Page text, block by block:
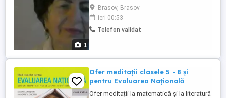
1
munca-,daca lucrezi la o companie
multinationala,sa sustii un interviu,sa
lucrezi in strainatate,sa socializezi,-sa
accesezi PC-ul ,sa intelegii mai usor
Brasov, Brasov
ieri 00:53
Telefon validat
Ofer meditații clasele 5 - 8 și
pentru Evaluarea Națională
Ofer meditații la matematică și la literatură